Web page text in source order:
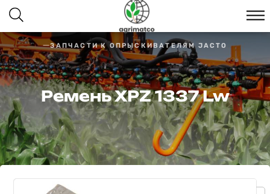
ЗАПЧАСТИ К ОПРЫСКИВАТЕЛЯМ JACTO
Ремень XPZ 1337 Lw